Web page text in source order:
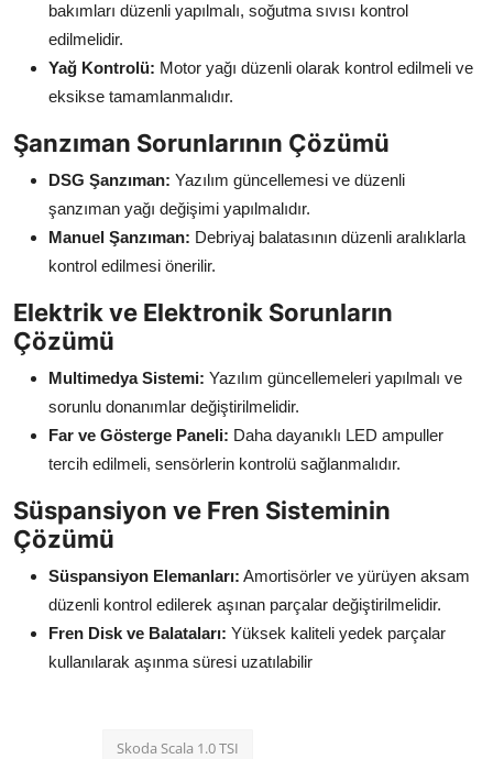
bakımları düzenli yapılmalı, soğutma sıvısı kontrol
edilmelidir.
Yağ Kontrolü: Motor yağı düzenli olarak kontrol edilmeli ve
eksikse tamamlanmalıdır.
Şanzıman Sorunlarının Çözümü
DSG Şanzıman: Yazılım güncellemesi ve düzenli
şanzıman yağı değişimi yapılmalıdır.
Manuel Şanzıman: Debriyaj balatasının düzenli aralıklarla
kontrol edilmesi önerilir.
Elektrik ve Elektronik Sorunların
Çözümü
Multimedya Sistemi: Yazılım güncellemeleri yapılmalı ve
sorunlu donanımlar değiştirilmelidir.
Far ve Gösterge Paneli: Daha dayanıklı LED ampuller
tercih edilmeli, sensörlerin kontrolü sağlanmalıdır.
Süspansiyon ve Fren Sisteminin
Çözümü
Süspansiyon Elemanları: Amortisörler ve yürüyen aksam
düzenli kontrol edilerek aşınan parçalar değiştirilmelidir.
Fren Disk ve Balataları: Yüksek kaliteli yedek parçalar
kullanılarak aşınma süresi uzatılabilir
Skoda Scala 1.0 TSI